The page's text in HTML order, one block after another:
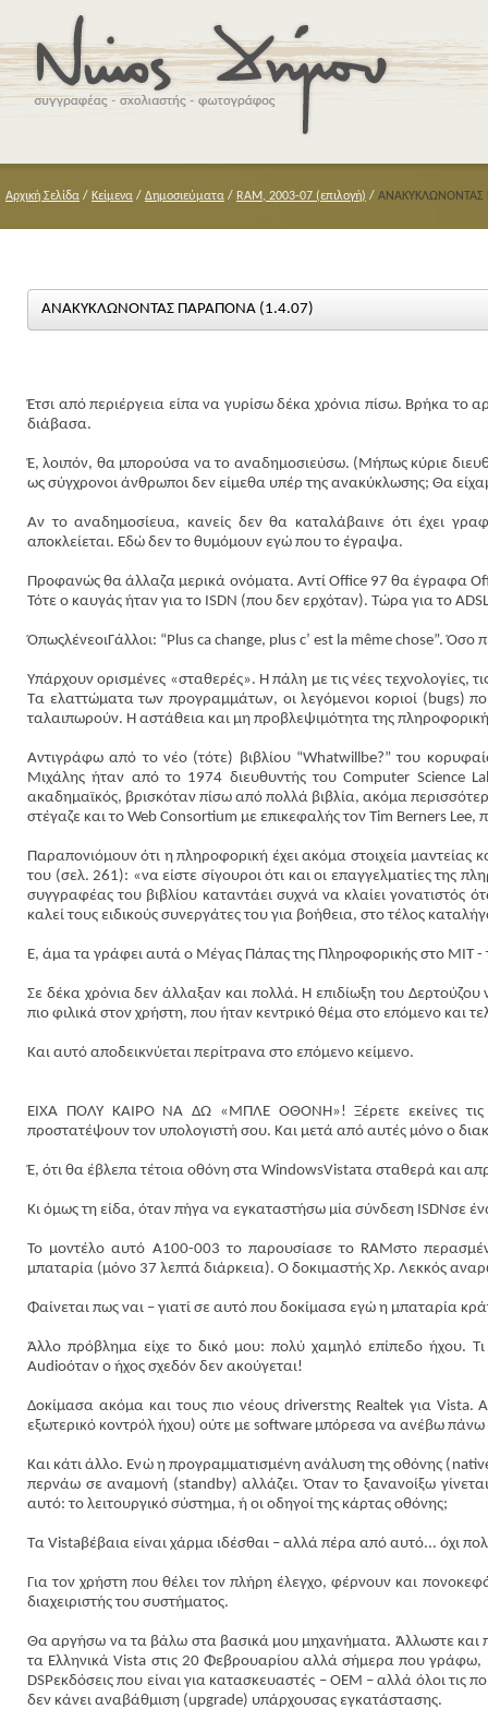
Αρχική Σελίδα / Κείμενα / Δημοσιεύματα / RAM, 2003-07 (επιλογή) / ΑΝΑΚΥΚΛΩΝΟΝΤΑΣ
ΑΝΑΚΥΚΛΩΝΟΝΤΑΣ ΠΑΡΑΠΟΝΑ (1.4.07)
Έτσι από περιέργεια είπα να γυρίσω δέκα χρόνια πίσω. Βρήκα το
διάβασα.
Έ, λοιπόν, θα μπορούσα να το αναδημοσιεύσω. (Μήπως κύριε
ως σύγχρονοι άνθρωποι δεν είμεθα υπέρ της ανακύκλωσης; Θα
Αν το αναδημοσίευα, κανείς δεν θα καταλάβαινε ότι έχει
αποκλείεται. Εδώ δεν το θυμόμουν εγώ που το έγραψα.
Προφανώς θα άλλαζα μερικά ονόματα. Αντί Office97 θα έγραφα
Τότε ο καυγάς ήταν για το ISDN (που δεν ερχόταν). Τώρα για το ADSL
ΌπωςλένεοιΓάλλοι: “Plus ca change, plus c’ est la même chose”.Όσο
Υπάρχουν ορισμένες «σταθερές». Η πάλη με τις νέες τεχνολογίες,
Τα ελαττώματα των προγραμμάτων, οι λεγόμενοι κοριοί (bugs)
ταλαιπωρούν. Η αστάθεια και μη προβλεψιμότητα της
Αντιγράφω από το νέο (τότε) βιβλίου “Whatwillbe?” του
Μιχάλης ήταν από το 1974 διευθυντής του Computer Science
ακαδημαϊκός, βρισκόταν πίσω από πολλά βιβλία, ακόμα
στέγαζε και το Web Consortium με επικεφαλής τον Tim Berners
Παραπονιόμουν ότι η πληροφορική έχει ακόμα στοιχεία μαντείας
του (σελ. 261): «να είστε σίγουροι ότι και οι επαγγελματίες της
συγγραφέας του βιβλίου καταντάει συχνά να κλαίει γονατιστός
καλεί τους ειδικούς συνεργάτες του για βοήθεια, στο τέλος
Ε, άμα τα γράφει αυτά ο Μέγας Πάπας της Πληροφορικής στο ΜΙΤ -
Σε δέκα χρόνια δεν άλλαξαν και πολλά. Η επιδίωξη του
πιο φιλικά στον χρήστη, που ήταν κεντρικό θέμα στο επόμενο και
Και αυτό αποδεικνύεται περίτρανα στο επόμενο κείμενο.
ΕΙΧΑ ΠΟΛΥ ΚΑΙΡΟ ΝΑ ΔΩ «ΜΠΛΕ ΟΘΟΝΗ»! Ξέρετε εκείνες
προστατέψουν τον υπολογιστή σου. Και μετά από αυτές μόνο ο
Έ, ότι θα έβλεπα τέτοια οθόνη στα WindowsVistaτα σταθερά και
Κι όμως τη είδα, όταν πήγα να εγκαταστήσω μία σύνδεση ISDNσε
Το μοντέλο αυτό A100-003 το παρουσίασε το RAMστο
μπαταρία (μόνο 37 λεπτά διάρκεια). Ο δοκιμαστής Χρ. Λεκκός
Φαίνεται πως ναι – γιατί σε αυτό που δοκίμασα εγώ η μπαταρία
Άλλο πρόβλημα είχε το δικό μου: πολύ χαμηλό επίπεδο ήχου.
Audioόταν ο ήχος σχεδόν δεν ακούγεται!
Δοκίμασα ακόμα και τους πιο νέους driversτης Realtekγια Vista.
εξωτερικό κοντρόλ ήχου) ούτε με software μπόρεσα να ανέβω πάνω
Και κάτι άλλο. Ενώ η προγραμματισμένη ανάλυση της οθόνης (
περνάω σε αναμονή (standby) αλλάζει. Όταν το ξανανοίξω
αυτό: το λειτουργικό σύστημα, ή οι οδηγοί της κάρτας οθόνης;
Τα Vistaβέβαια είναι χάρμα ιδέσθαι – αλλά πέρα από αυτό... όχι
Για τον χρήστη που θέλει τον πλήρη έλεγχο, φέρνουν και
διαχειριστής του συστήματος.
Θα αργήσω να τα βάλω στα βασικά μου μηχανήματα. Άλλωστε
τα Ελληνικά Vista στις 20 Φεβρουαρίου αλλά σήμερα που
DSPεκδόσεις που είναι για κατασκευαστές – ΟΕΜ – αλλά όλοι
δεν κάνει αναβάθμιση (upgrade) υπάρχουσας εγκατάστασης.